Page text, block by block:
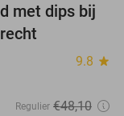
43%
met dips bij
9.8 star
Regulier €48,10